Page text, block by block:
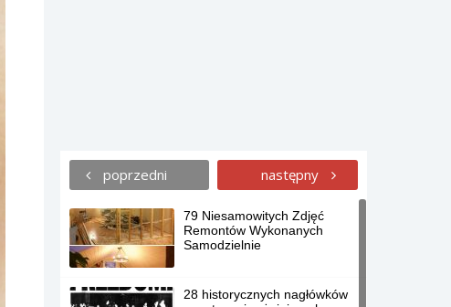
poprzedni następny
79 Niesamowitych Zdjęć
Remontów Wykonanych
Samodzielnie
28 historycznych nagłówków